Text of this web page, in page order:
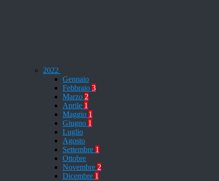
2022
Gennaio
Febbraio 3
Marzo 2
Aprile 1
Maggio 1
Giugno 1
Luglio
Agosto
Settembre 1
Ottobre
Novembre 2
Dicembre 1